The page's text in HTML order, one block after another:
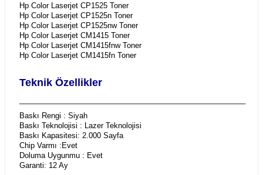
Hp Color Laserjet CP1525 Toner
Hp Color Laserjet CP1525n Toner
Hp Color Laserjet CP1525nw Toner
Hp Color Laserjet CM1415 Toner
Hp Color Laserjet CM1415fnw Toner
Hp Color Laserjet CM1415fn Toner
Teknik Özellikler
Baskı Rengi : Siyah
Baskı Teknolojisi : Lazer Teknolojisi
Baskı Kapasitesi: 2.000 Sayfa
Chip Varmı :Evet
Doluma Uygunmu : Evet
Garanti: 12 Ay